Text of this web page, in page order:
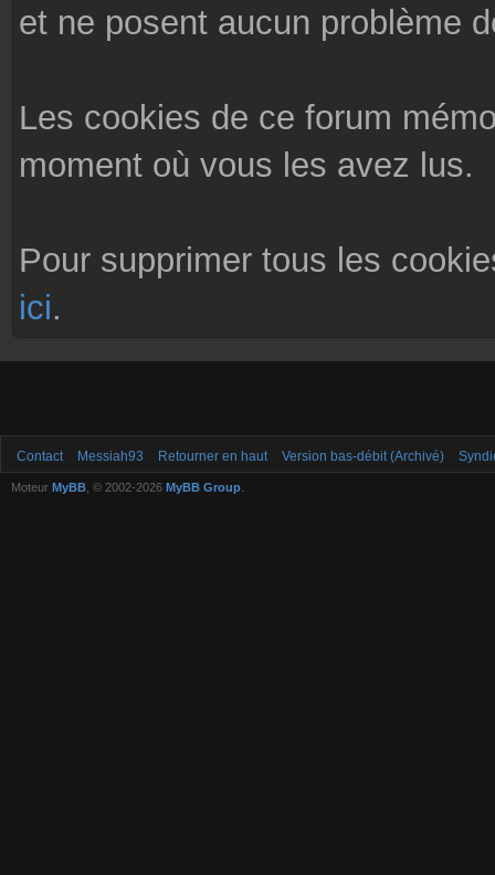
et ne posent aucun problème
Les cookies de ce forum
moment où vous les avez lus.
Pour supprimer tous les
ici.
Contact Messiah93 Retourner en haut Version bas-débit (Archivé)
Moteur MyBB , © 2002-2026 MyBB Group